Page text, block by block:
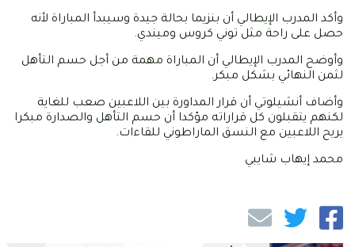
وأكد المدرب الإيطالي أن بنزيما بحالة جيدة وسيبدأ المباراة لأنه
حصل على راحة مثل توني كروس وميندي.
وأوضح المدرب الإيطالي أن المباراة مهمة من أجل حسم التأهل
لثمن النهائي بشكل مبكر.
وأضاف أنشيلوتي أن قرار المداورة بين اللاعبين صعب للغاية
لكنهم يتقبلون كل قراراته مؤكدا أن حسم التأهل والصدارة مبكرا
يريح اللاعبين مع النسق الماراطوني للقاءات.
محمد إيهاب شايبي